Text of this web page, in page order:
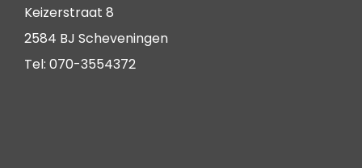
Keizerstraat 8
2584 BJ Scheveningen
Tel: 070-3554372